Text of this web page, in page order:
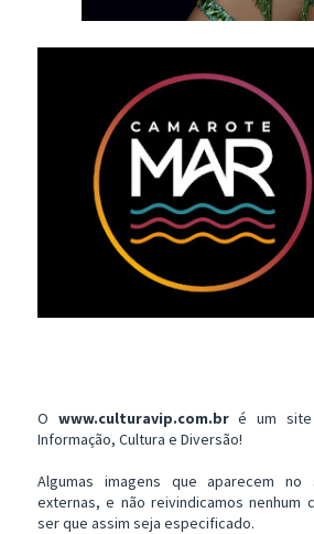
O www.culturavip.com.bré um site
Informação, Cultura e Diversão!
Algumas imagens que aparecem
externas, e não reivindicamos nenhum
ser que assim seja especificado.